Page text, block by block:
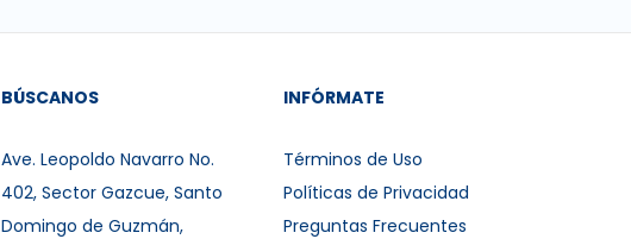
BÚSCANOS
Ave. Leopoldo Navarro No.
402, Sector Gazcue, Santo
Domingo de Guzmán,
INFÓRMATE
Términos de Uso
Políticas de Privacidad
Preguntas Frecuentes